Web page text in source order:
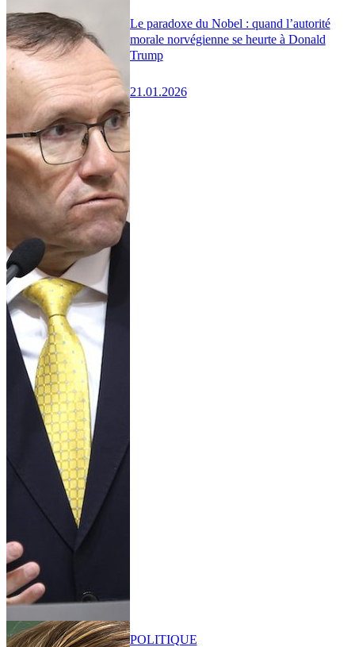
Le paradoxe du Nobel : quand l’autorité
morale norvégienne se heurte à Donald
Trump
21.01.2026
POLITIQUE